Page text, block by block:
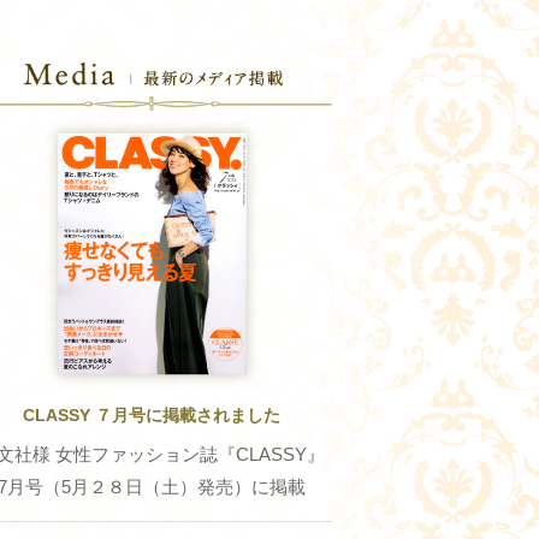
CLASSY ７月号に掲載されました
社様 女性ファッション誌『CLASSY』
月号（5月２８日（土）発売）に掲載